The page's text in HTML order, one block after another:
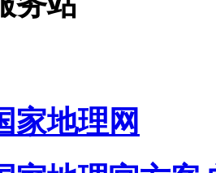
家地理网